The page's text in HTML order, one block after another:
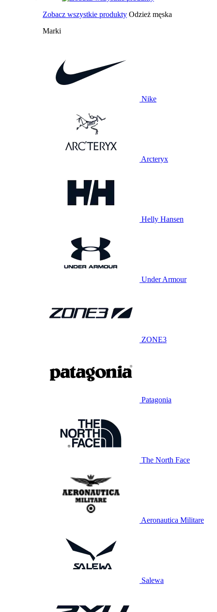
Zobacz wszystkie produkty Odzież męska
Marki
Nike
Arcteryx
Helly Hansen
Under Armour
ZONE3
Patagonia
The North Face
Aeronautica Militare
Salewa